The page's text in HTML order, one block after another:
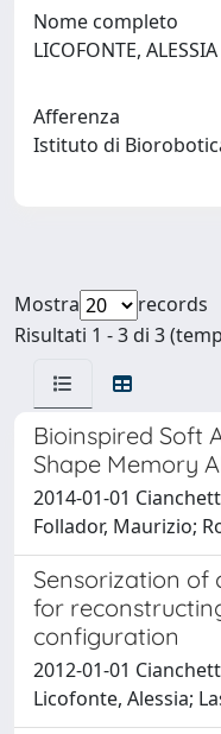
Nome completo
LICOFONTE, ALESSIA
Afferenza
Istituto di
Mostra
records
Risultati 1 - 3 di 3
Bioinspired Soft
Shape Memory
2014-01-01
Follador, Maurizio;
Sensorization of
for
configuration
2012-01-01
Licofonte, Alessia;